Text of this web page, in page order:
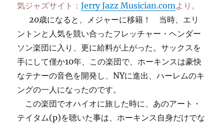
気ジャズサイト：Jerry Jazz Musician.comより。
20歳になると、メジャーに移籍！ 当時、エリ
ントンと人気を競い合ったフレッチャー・ヘンダー
ソン楽団に入り、更に給料が上がった。サックスを
手にして僅か10年、この楽団で、ホーキンスは豪快
なテナーの音色を開発し、NYに進出、ハーレムのキ
ングの一人になったのです。
この楽団でオハイオに旅した時に、あのアート・
テイタム(p)を聴いた事は、ホーキンス自身だけでな